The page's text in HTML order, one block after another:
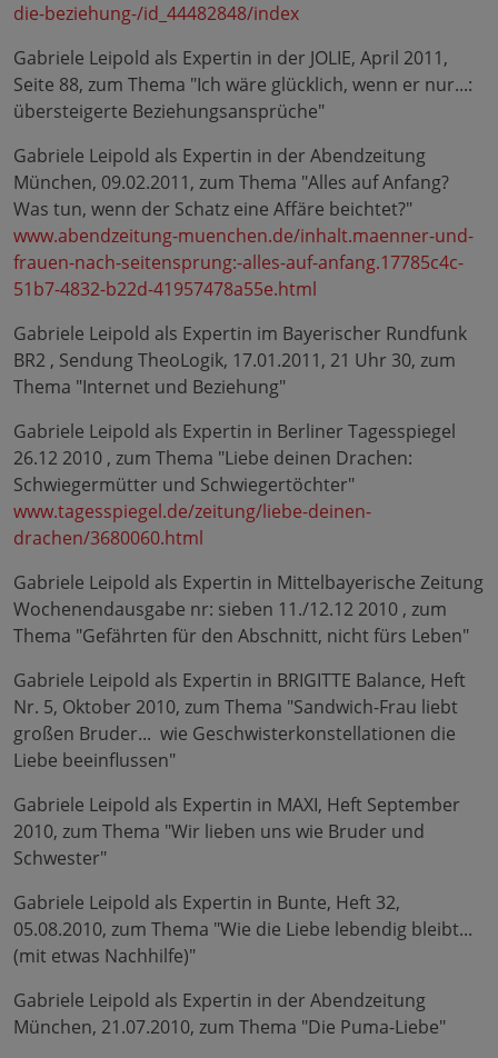
die-beziehung-/id_44482848/index
Gabriele Leipold als Expertin in der JOLIE, April 2011,
Seite 88, zum Thema "Ich wäre glücklich, wenn er nur...:
übersteigerte Beziehungsansprüche"
Gabriele Leipold als Expertin in der Abendzeitung
München, 09.02.2011, zum Thema "Alles auf Anfang?
Was tun, wenn der Schatz eine Affäre beichtet?"
www.abendzeitung-muenchen.de/inhalt.maenner-und-
frauen-nach-seitensprung:-alles-auf-anfang.17785c4c-
51b7-4832-b22d-41957478a55e.html
Gabriele Leipold als Expertin im Bayerischer Rundfunk
BR2 , Sendung TheoLogik, 17.01.2011, 21 Uhr 30, zum
Thema "Internet und Beziehung"
Gabriele Leipold als Expertin in Berliner Tagesspiegel
26.12 2010 , zum Thema "Liebe deinen Drachen:
Schwiegermütter und Schwiegertöchter"
www.tagesspiegel.de/zeitung/liebe-deinen-
drachen/3680060.html
Gabriele Leipold als Expertin in Mittelbayerische Zeitung
Wochenendausgabe nr: sieben 11./12.12 2010 , zum
Thema "Gefährten für den Abschnitt, nicht fürs Leben"
Gabriele Leipold als Expertin in BRIGITTE Balance, Heft
Nr. 5, Oktober 2010, zum Thema "Sandwich-Frau liebt
großen Bruder... wie Geschwisterkonstellationen die
Liebe beeinflussen"
Gabriele Leipold als Expertin in MAXI, Heft September
2010, zum Thema "Wir lieben uns wie Bruder und
Schwester"
Gabriele Leipold als Expertin in Bunte, Heft 32,
05.08.2010, zum Thema "Wie die Liebe lebendig bleibt...
(mit etwas Nachhilfe)"
Gabriele Leipold als Expertin in der Abendzeitung
München, 21.07.2010, zum Thema "Die Puma-Liebe"